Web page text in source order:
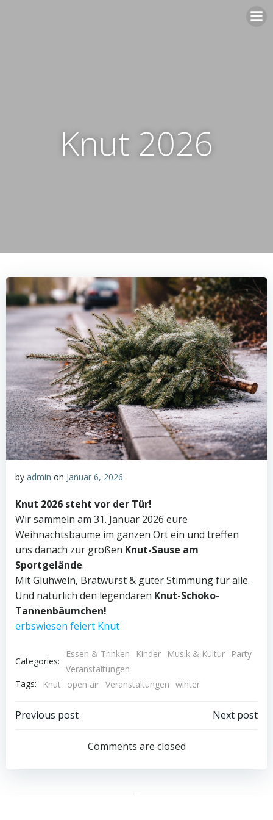
Knut 2026
by admin on Januar 6, 2026
Knut 2026 steht vor der Tür!
Wir sammeln am 31. Januar 2026 eure
Weihnachtsbäume im ganzen Ort ein und treffen
uns danach zur großen Knut-Sause am
Sportgelände.
Mit Glühwein, Bratwurst & guter Stimmung für alle.
Und natürlich den legendären Knut-Schoko-
Tannenbäumchen!
erbswiesen feiert Knut
Categories:
Essen & Trinken Kinder Musik & Kultur
Party
Veranstaltungen
Tags:
Knut open air Veranstaltungen winter
Post
navigation
Previous post
navigation
Next post
Comments are closed